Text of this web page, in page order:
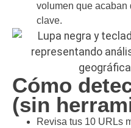
volumen que acaban
clave.
Cómo
(sin
Revisa tus 10 URLs